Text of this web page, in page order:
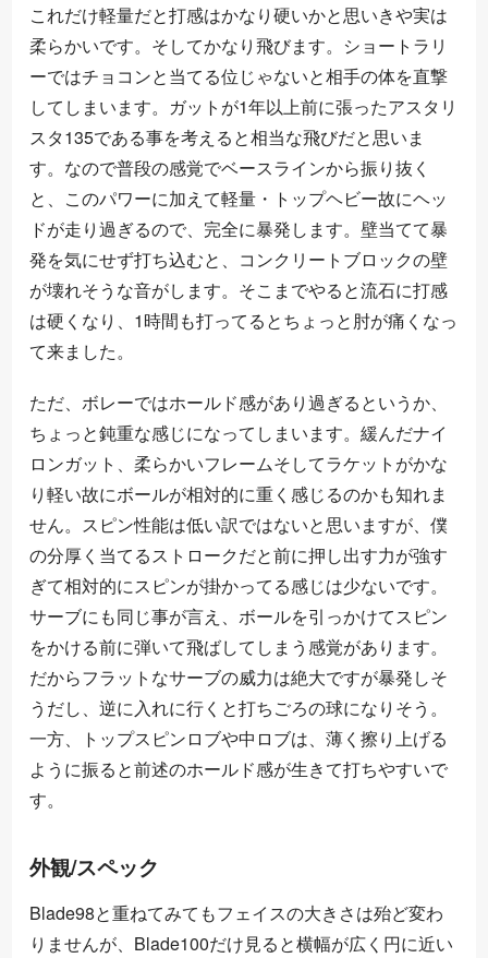
これだけ軽量だと打感はかなり硬いかと思いきや実は
柔らかいです。そしてかなり飛びます。ショートラリ
ーではチョコンと当てる位じゃないと相手の体を直撃
してしまいます。ガットが1年以上前に張ったアスタリ
スタ135である事を考えると相当な飛びだと思いま
す。なので普段の感覚でベースラインから振り抜く
と、このパワーに加えて軽量・トップヘビー故にヘッ
ドが走り過ぎるので、完全に暴発します。壁当てて暴
発を気にせず打ち込むと、コンクリートブロックの壁
が壊れそうな音がします。そこまでやると流石に打感
は硬くなり、1時間も打ってるとちょっと肘が痛くなっ
て来ました。
ただ、ボレーではホールド感があり過ぎるというか、
ちょっと鈍重な感じになってしまいます。緩んだナイ
ロンガット、柔らかいフレームそしてラケットがかな
り軽い故にボールが相対的に重く感じるのかも知れま
せん。スピン性能は低い訳ではないと思いますが、僕
の分厚く当てるストロークだと前に押し出す力が強す
ぎて相対的にスピンが掛かってる感じは少ないです。
サーブにも同じ事が言え、ボールを引っかけてスピン
をかける前に弾いて飛ばしてしまう感覚があります。
だからフラットなサーブの威力は絶大ですが暴発しそ
うだし、逆に入れに行くと打ちごろの球になりそう。
一方、トップスピンロブや中ロブは、薄く擦り上げる
ように振ると前述のホールド感が生きて打ちやすいで
す。
外観/スペック
Blade98と重ねてみてもフェイスの大きさは殆ど変わ
りませんが、Blade100だけ見ると横幅が広く円に近い